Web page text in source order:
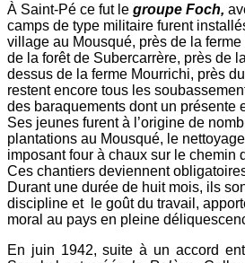
À Saint-Pé ce fut le groupe Foch,
camps de type militaire furent
village au Mousqué, près de la
de la forêt de Subercarrère, près de
dessus de la ferme Mourrichi, près
restent encore tous les
des baraquements dont un présente
Ses jeunes furent à l’origine de
plantations au Mousqué, le
imposant four à chaux sur le chemin
Ces chantiers deviennent
Durant une durée de huit mois, ils
discipline et
le goût du travail,
moral au pays en pleine
En juin 1942, suite à un accord